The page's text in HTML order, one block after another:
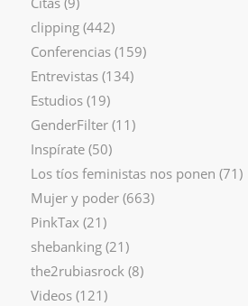
clipping(442)
Conferencias(159)
Entrevistas(134)
Estudios(19)
GenderFilter(11)
Inspírate(50)
Los tíos feministas nos ponen (71)
Mujer y poder(663)
PinkTax (21)
shebanking(21)
the2rubiasrock (8)
Videos(121)